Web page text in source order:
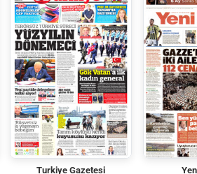
Turkiye Gazetesi